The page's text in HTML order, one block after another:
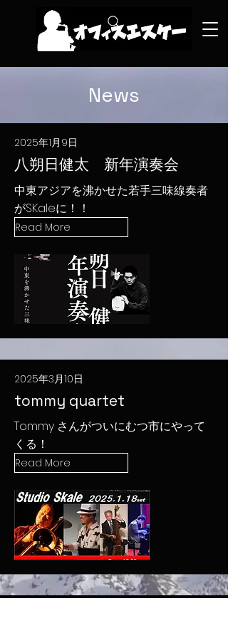
News
2025年1月9日
八朔日健太 新年演奏会
中東アジアを沸かせた若手三味線奏者
がSKaleに！！
Read More
2025年3月10日
tommy quartet
Tommy さんがついにむつ市にやって
くる！
Read More